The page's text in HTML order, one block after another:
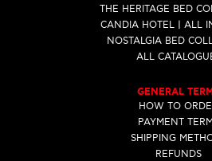
THE HERITAGE BED
CANDIA HOTEL | ALL
NOSTALGIA BED
ALL
GENERAL
HOW TO
PAYMENT
SHIPPING
REFUNDS